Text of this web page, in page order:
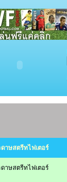
าษสตรีทไฟเตอร์
าษสตรีทไฟเตอร์